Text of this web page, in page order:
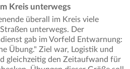
Kreis unterwegs
überall im Kreis viele
unterwegs. Der
gab im Vorfeld Entwarnung:
Übung." Ziel war, Logistik und
gleichzeitig den Zeitaufwand für